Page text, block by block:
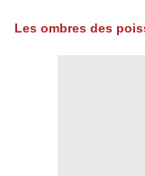
Les ombres des